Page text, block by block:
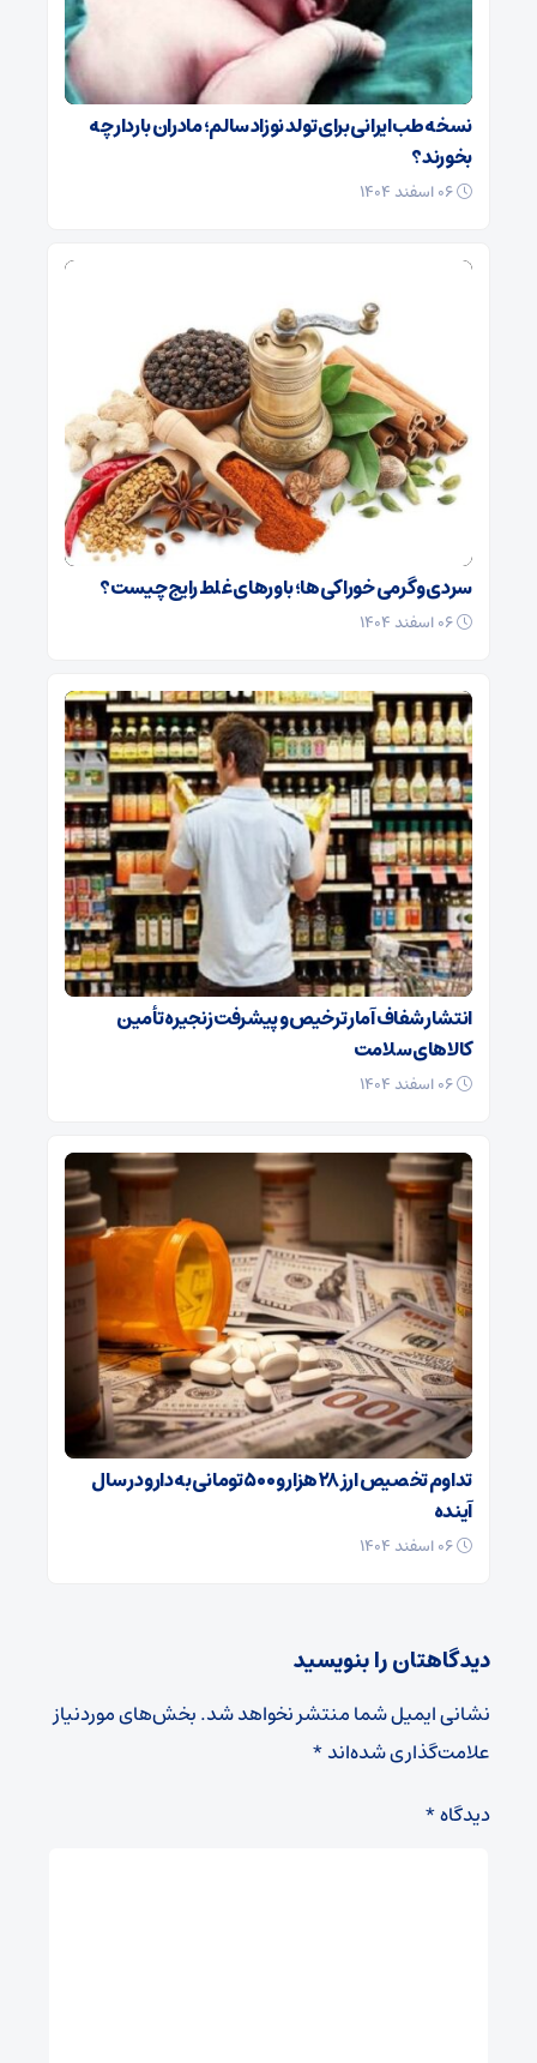
نسخه طب ایرانی برای تولد نوزاد سالم؛ مادران باردار چه
بخورند؟
سردی و گرمی خوراکی‌ها؛ باورهای غلط رایج چیست؟
انتشار شفاف آمار ترخیص و پیشرفت زنجیره تأمین
کالاهای سلامت
تداوم تخصیص ارز ۲۸ هزار و ۵۰۰ تومانی به دارو در سال
آینده
دیدگاهتان را بنویسید
نشانی ایمیل شما منتشر نخواهد شد.بخش‌های موردنیاز
علامت‌گذاری شده‌اند*
دیدگاه*